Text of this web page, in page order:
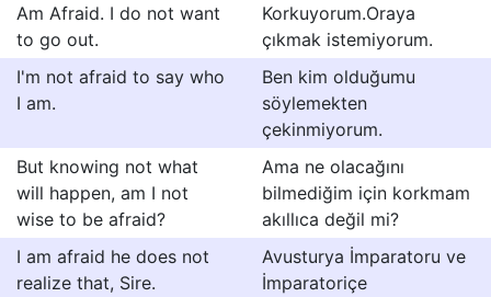
Am Afraid. I do not want
to go out.
Korkuyorum.Oraya
çıkmak istemiyorum.
I'm not afraid to say who
I am.
Ben kim olduğumu
söylemekten
çekinmiyorum.
But knowing not what
will happen, am I not
wise to be afraid?
Ama ne olacağını
bilmediğim için korkmam
akıllıca değil mi?
I am afraid he does not
realize that, Sire.
Avusturya İmparatoru ve
İmparatoriçe